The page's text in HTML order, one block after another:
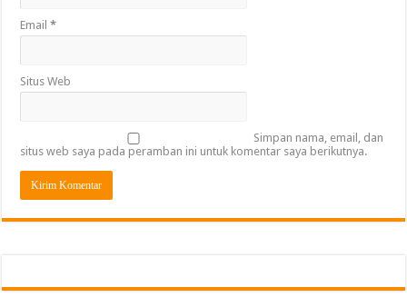
Email*
Situs Web
Simpan nama, email, dan
situs web saya pada peramban ini untuk komentar saya berikutnya.